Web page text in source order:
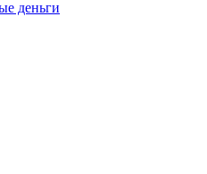
деньги